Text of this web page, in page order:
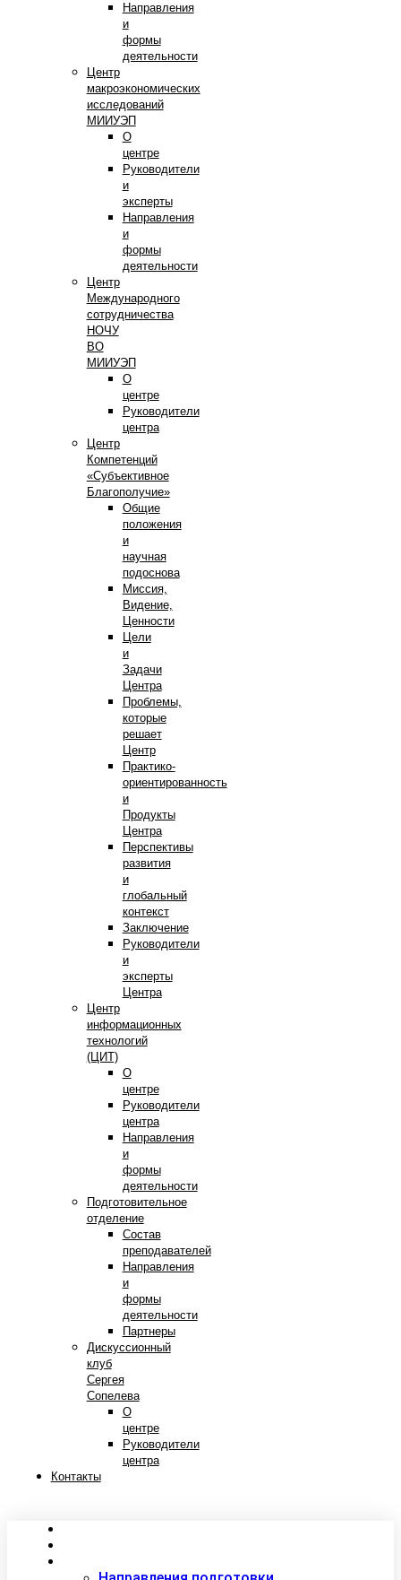
Направления
и
формы
деятельности
Центр
макроэкономических
исследований
МИИУЭП
О
центре
Руководители
и
эксперты
Направления
и
формы
деятельности
Центр
Международного
сотрудничества
НОЧУ
ВО
МИИУЭП
О
центре
Руководители
центра
Центр
Компетенций
«Субъективное
Благополучие»
Общие
положения
и
научная
подоснова
Миссия,
Видение,
Ценности
Цели
и
Задачи
Центра
Проблемы,
которые
решает
Центр
Практико-
ориентированность
и
Продукты
Центра
Перспективы
развития
и
глобальный
контекст
Заключение
Руководители
и
эксперты
Центра
Центр
информационных
технологий
(ЦИТ)
О
центре
Руководители
центра
Направления
и
формы
деятельности
Подготовительное
отделение
Состав
преподавателей
Направления
и
формы
деятельности
Партнеры
Дискуссионный
клуб
Сергея
Сопелева
О
центре
Руководители
центра
Контакты